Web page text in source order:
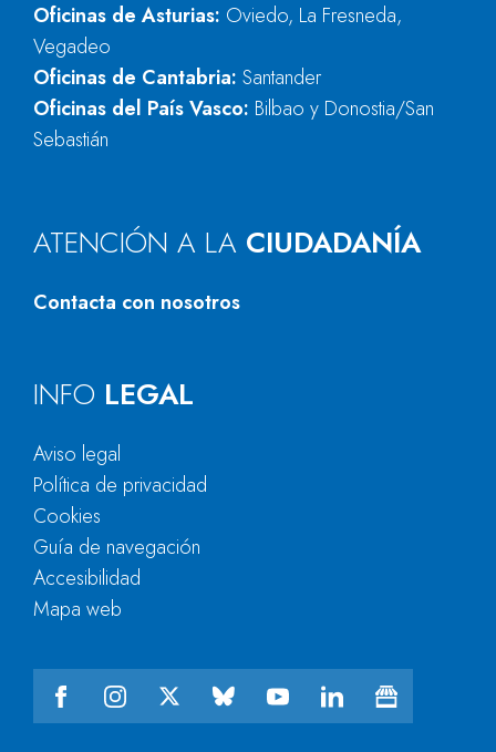
Oficinas de Asturias: Oviedo, La Fresneda,
Vegadeo
Oficinas de Cantabria: Santander
Oficinas del País Vasco: Bilbao y Donostia/San
Sebastián
ATENCIÓN A LA CIUDADANÍA
Contacta con nosotros
INFO LEGAL
Aviso legal
Política de privacidad
Cookies
Guía de navegación
Accesibilidad
Mapa web